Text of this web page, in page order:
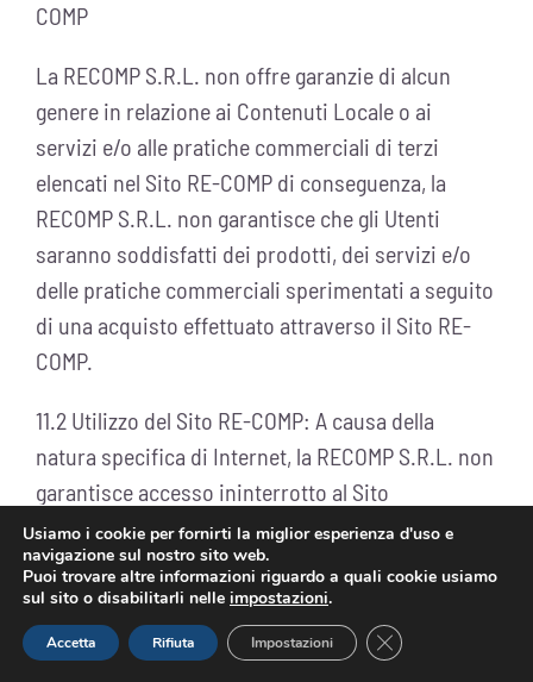
COMP
La RECOMP S.R.L. non offre garanzie di alcun
genere in relazione ai Contenuti Locale o ai
servizi e/o alle pratiche commerciali di terzi
elencati nel Sito RE-COMP di conseguenza, la
RECOMP S.R.L. non garantisce che gli Utenti
saranno soddisfatti dei prodotti, dei servizi e/o
delle pratiche commerciali sperimentati a seguito
di una acquisto effettuato attraverso il Sito RE-
COMP.
11.2 Utilizzo del Sito RE-COMP: A causa della
natura specifica di Internet, la RECOMP S.R.L. non
garantisce accesso ininterrotto al Sito
IlTuoMenùDigitale o continuità del servizio, l’unico
obbligo di RECOMP S.R.L. è di fare uno sforzo
ragionevole a tal proposito.
RECOMP S.R.L. non sarà responsabile
Usiamo i cookie per fornirti la miglior esperienza d'uso e
navigazione sul nostro sito web.
Puoi trovare altre informazioni riguardo a quali cookie usiamo
sul sito o disabilitarli nelle impostazioni.
Accetta Rifiuta Impostazioni Close GDPR